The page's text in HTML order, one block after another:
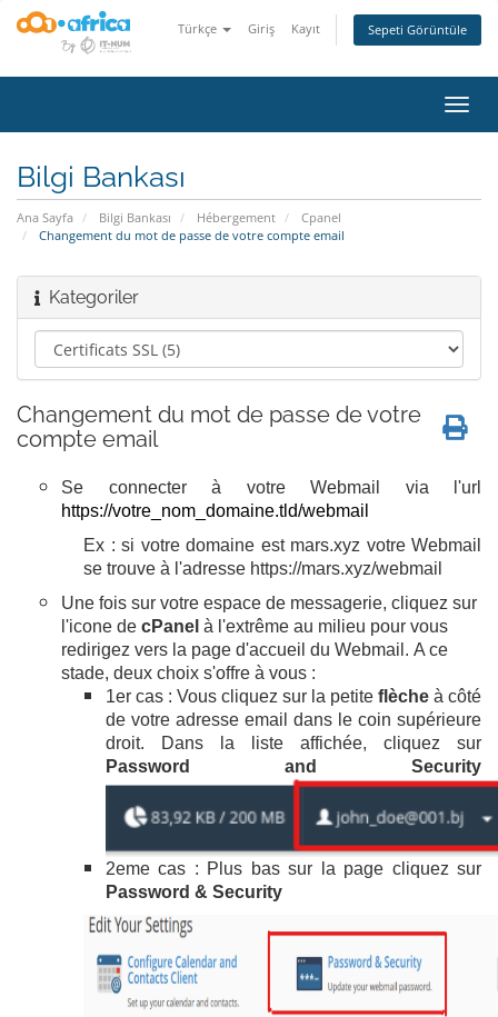
Türkçe Giriş Kayıt Sepeti Görüntüle
Bilgi Bankası
Ana Sayfa Bilgi Bankası Hébergement
Cpanel
Changement du mot de passe de votre compte email
Kategoriler
Changement du mot de passe de votre
compte email
Se connecter à votre Webmail via l'url
https://votre_nom_domaine.tld/webmail
Ex : si votre domaine est mars.xyz votre Webmail
se trouve à l'adresse https://mars.xyz/webmail
Une fois sur votre espace de messagerie, cliquez sur
l'icone de cPanel à l'extrême au milieu pour vous
redirigez vers la page d'accueil du Webmail. A ce
stade, deux choix s'offre à vous :
1er cas : Vous cliquez sur la petite flèche à côté
de votre adresse email dans le coin supérieure
droit. Dans la liste affichée, cliquez sur
Password and Security
2eme cas : Plus bas sur la page cliquez sur
Password & Security